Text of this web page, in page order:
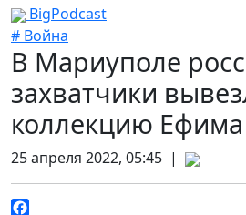
BigPodcast
# Война
В Мариуполе
захватчики
коллекцию Ефима
25 апреля 2022, 05:45 |